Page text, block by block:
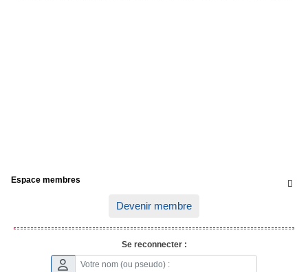

Espace membres
Devenir membre
Se reconnecter :